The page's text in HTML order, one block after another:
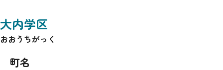
大内学区
おおうちがっく
町名